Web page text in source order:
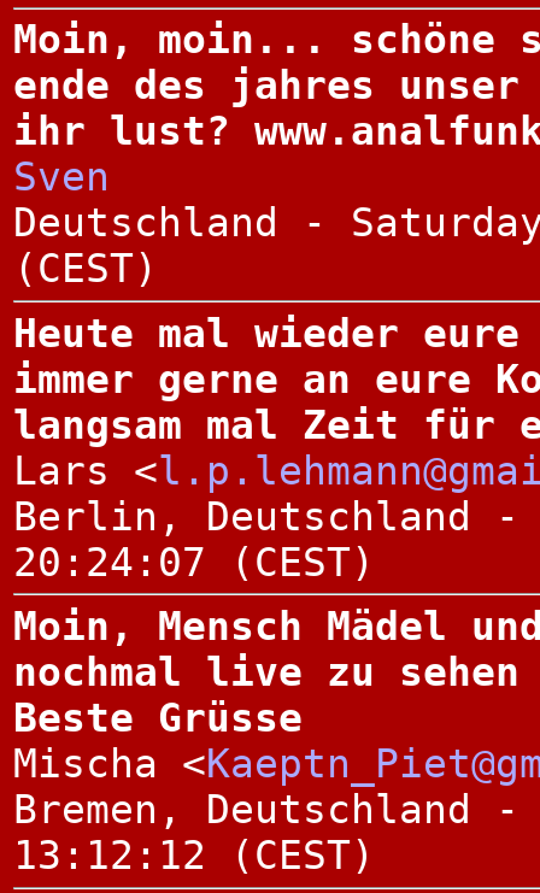
Moin, moin...
ende des jahres
ihr lust?
Sven
Deutschland -
(CEST)
Heute mal wieder
immer gerne an eure
langsam mal Zeit für
Lars <
Berlin, Deutschland -
20:24:07 (CEST)
Moin, Mensch Mädel
nochmal live zu
Beste Grüsse
Mischa <
Bremen, Deutschland
13:12:12 (CEST)